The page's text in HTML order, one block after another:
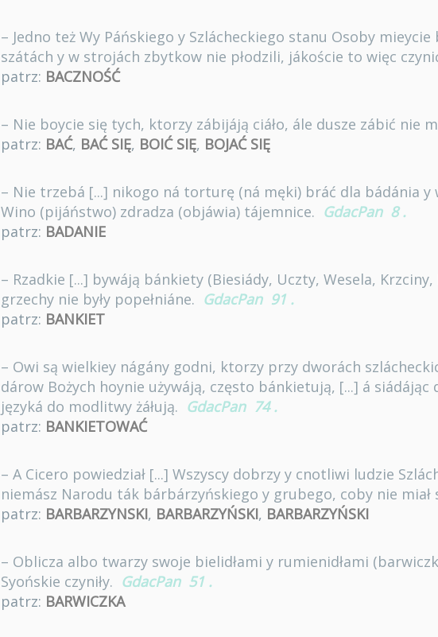
– Jedno też Wy Páńskiego y Szlácheckiego stanu Osoby
szátách y w strojách zbytkow nie płodzili, jákoście to więc
patrz: BACZNOŚĆ
– Nie boycie się tych, ktorzy zábijáją ciáło, ále dusze zábić nie
patrz: BAĆ, BAĆ SIĘ, BOIĆ SIĘ, BOJAĆ SIĘ
– Nie trzebá [...] nikogo ná torturę (ná męki) bráć dla bádánia y
Wino (pijáństwo) zdradza (objáwia) tájemnice. GdacPan 8 .
patrz: BADANIE
– Rzadkie [...] bywáją bánkiety (Biesiády, Uczty, Wesela,
grzechy nie były popełniáne. GdacPan 91 .
patrz: BANKIET
– Owi są wielkiey nágány godni, ktorzy przy dworách
dárow Bożych hoynie używáją, często bánkietują, [...] á siádájąc
języká do modlitwy żáłują. GdacPan 74 .
patrz: BANKIETOWAĆ
– A Cicero powiedział [...] Wszyscy dobrzy y cnotliwi ludzie
niemász Narodu ták bárbárzyńskiego y grubego, coby nie miał
patrz: BARBARZYNSKI, BARBARZYŃSKI, BARBARZYŃSKI
– Oblicza albo twarzy swoje bielidłami y rumienidłami
Syońskie czyniły. GdacPan 51 .
patrz: BARWICZKA